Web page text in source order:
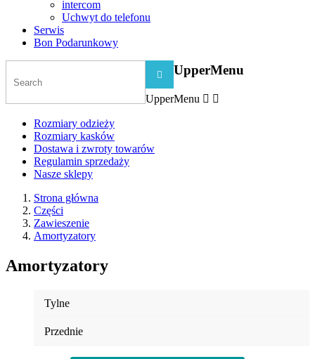
intercom
Uchwyt do telefonu
Serwis
Bon Podarunkowy
 UpperMenu
UpperMenu  
Rozmiary odzieży
Rozmiary kasków
Dostawa i zwroty towarów
Regulamin sprzedaży
Nasze sklepy
Strona główna
Części
Zawieszenie
Amortyzatory
Amortyzatory
Tylne
Przednie